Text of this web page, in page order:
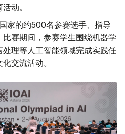
动。
家的约500名参赛选手、指导
赛期间，参赛学生围绕机器学
理等人工智能领域完成实践任
交流活动。